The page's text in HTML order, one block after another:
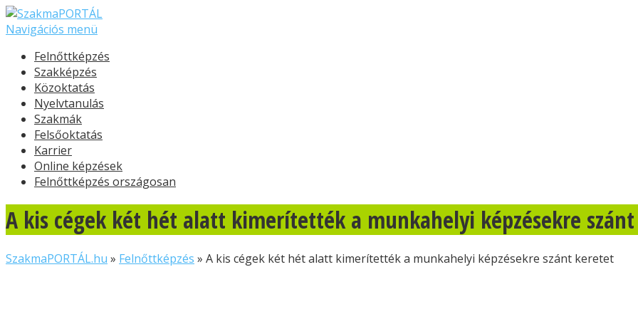
Navigációs menü
Felnőttképzés
Szakképzés
Közoktatás
Nyelvtanulás
Szakmák
Felsőoktatás
Karrier
Online képzések
Felnőttképzés országosan
A kis cégek két hét alatt kimerítették a munkahelyi képzésekre
SzakmaPORTÁL.hu » Felnőttképzés » A kis cégek két hét alatt kimerítették a munkahelyi képzésekre szánt keretet